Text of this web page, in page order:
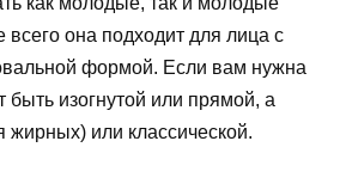
она подходит для лица с
формой. Если вам нужна
изогнутой или прямой, а
жирных) или классической.